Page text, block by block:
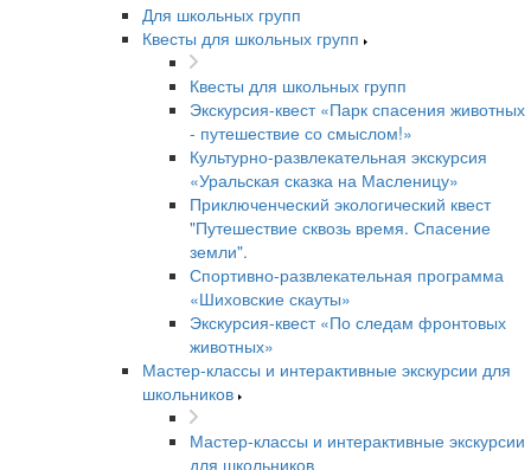
Для школьных групп
Квесты для школьных групп
Квесты для школьных групп
Экскурсия-квест «Парк спасения животных
- путешествие со смыслом!»
Культурно-развлекательная экскурсия
«Уральская сказка на Масленицу»
Приключенческий экологический квест
"Путешествие сквозь время. Спасение
земли".
Спортивно-развлекательная программа
«Шиховские скауты»
Экскурсия-квест «По следам фронтовых
животных»
Мастер-классы и интерактивные экскурсии для
школьников
Мастер-классы и интерактивные экскурсии
для школьников